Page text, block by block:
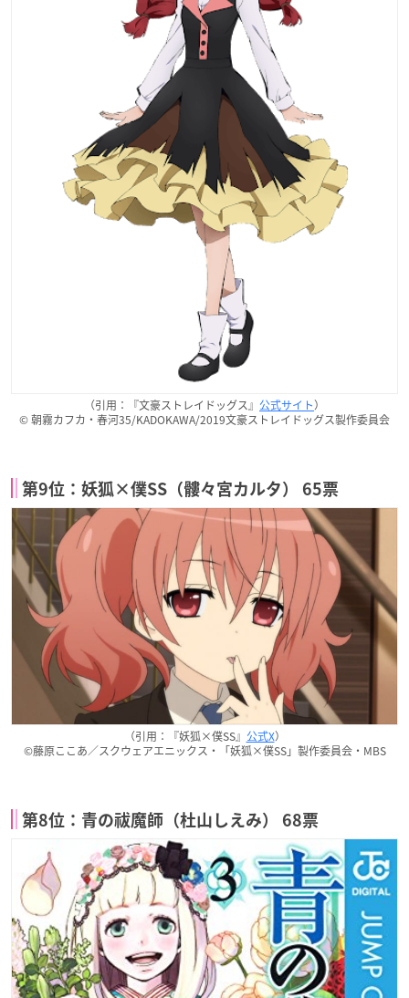
（引用：『文豪ストレイドッグス』 公式サイト）
© 朝霧カフカ・春河35/KADOKAWA/2019文豪ストレイドッグス製作委員会
第9位：妖狐×僕SS（髏々宮カルタ） 65票
（引用：『妖狐×僕SS』 公式X）
©藤原ここあ／スクウェアエニックス・「妖狐×僕SS」製作委員会・MBS
第8位：青の祓魔師（杜山しえみ） 68票